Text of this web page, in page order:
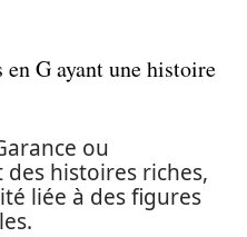
G ayant une histoire
ou
histoires riches,
liée à des figures